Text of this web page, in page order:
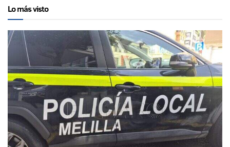
Lo más visto